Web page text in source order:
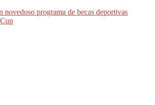
programa de becas deportivas